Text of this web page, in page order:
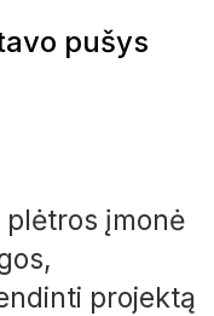
pušys
įmonė
projektą